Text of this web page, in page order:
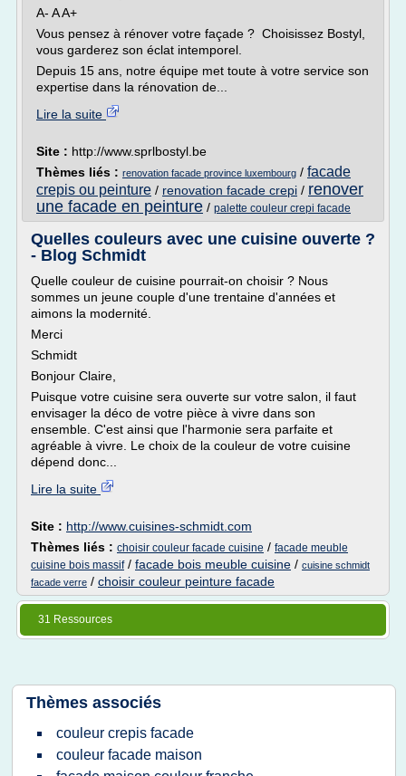
A- A A+
Vous pensez à rénover votre façade ? Choisissez Bostyl,
vous garderez son éclat intemporel.
Depuis 15 ans, notre équipe met toute à votre service son
expertise dans la rénovation de...
Lire la suite
Site : http://www.sprlbostyl.be
Thèmes liés : renovation facade province luxembourg / facade
crepis ou peinture / renovation facade crepi / renover
une facade en peinture / palette couleur crepi facade
Quelles couleurs avec une cuisine ouverte ?
- Blog Schmidt
Quelle couleur de cuisine pourrait-on choisir ? Nous
sommes un jeune couple d'une trentaine d'années et
aimons la modernité.
Merci
Schmidt
Bonjour Claire,
Puisque votre cuisine sera ouverte sur votre salon, il faut
envisager la déco de votre pièce à vivre dans son
ensemble. C'est ainsi que l'harmonie sera parfaite et
agréable à vivre. Le choix de la couleur de votre cuisine
dépend donc...
Lire la suite
Site : http://www.cuisines-schmidt.com
Thèmes liés : choisir couleur facade cuisine / facade meuble
cuisine bois massif/ facade bois meuble cuisine / cuisine schmidt
facade verre / choisir couleur peinture facade
31 Ressources
Thèmes associés
couleur crepis facade
couleur facade maison